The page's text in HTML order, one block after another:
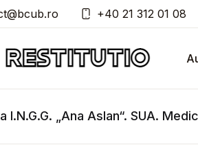
+40 21 312 01 08
I.N.G.G. „Ana Aslan“. SUA.